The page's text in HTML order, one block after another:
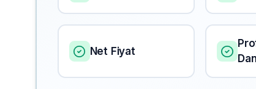
Net Fiyat